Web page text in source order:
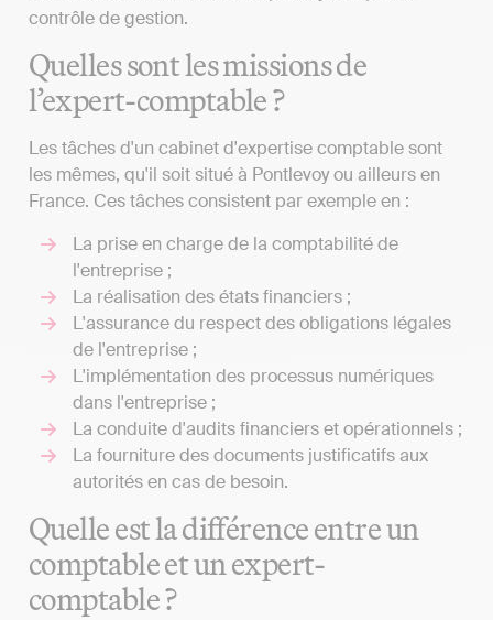
contrôle de gestion.
Quelles sont les missions de
l’expert-comptable ?
Les tâches d'un cabinet d'expertise comptable sont
les mêmes, qu'il soit situé à Pontlevoy ou ailleurs en
France. Ces tâches consistent par exemple en :
La prise en charge de la comptabilité de
l'entreprise ;
La réalisation des états financiers ;
L'assurance du respect des obligations légales
de l'entreprise ;
L'implémentation des processus numériques
dans l'entreprise ;
La conduite d'audits financiers et opérationnels ;
La fourniture des documents justificatifs aux
autorités en cas de besoin.
Quelle est la différence entre un
comptable et un expert-
comptable ?